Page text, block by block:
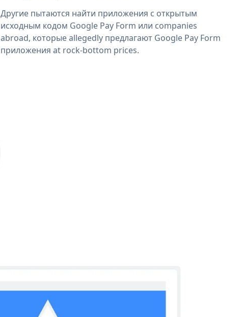
Другие пытаются найти приложения с открытым
исходным кодом Google Pay Form или companies
abroad, которые allegedly предлагают Google Pay Form
приложения at rock-bottom prices.